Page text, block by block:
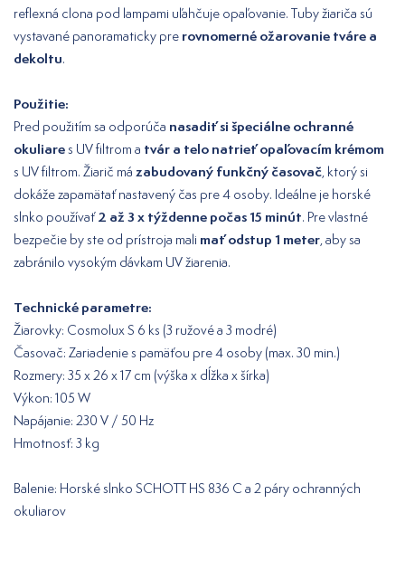
reflexná clona pod lampami uľahčuje opaľovanie. Tuby žiariča sú
vystavané panoramaticky pre rovnomerné ožarovanie tváre a
dekoltu.
Použitie:
Pred použitím sa odporúča nasadiť si špeciálne ochranné
okuliares UV filtrom a tvár a telo natrieť opaľovacím krémom
s UV filtrom. Žiarič má zabudovaný funkčný časovač , ktorý si
dokáže zapamätať nastavený čas pre 4 osoby. Ideálne je horské
slnko používať2 až 3 x týždenne počas 15 minút. Pre vlastné
bezpečie by ste od prístroja mali mať odstup 1 meter , aby sa
zabránilo vysokým dávkam UV žiarenia.
Technické parametre:
Žiarovky: Cosmolux S 6 ks (3 ružové a 3 modré)
Časovač: Zariadenie s pamäťou pre 4 osoby (max. 30 min.)
Rozmery: 35 x 26 x 17 cm (výška x dĺžka x šírka)
Výkon: 105 W
Napájanie: 230 V / 50 Hz
Hmotnosť: 3 kg
Balenie: Horské slnko SCHOTT HS 836 C a 2 páry ochranných
okuliarov